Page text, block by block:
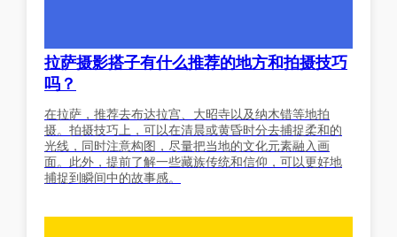
拉萨摄影搭子有什么推荐的地方和拍摄技巧
吗？
在拉萨，推荐去布达拉宫、大昭寺以及纳木错等地拍
摄。拍摄技巧上，可以在清晨或黄昏时分去捕捉柔和的
光线，同时注意构图，尽量把当地的文化元素融入画
面。此外，提前了解一些藏族传统和信仰，可以更好地
捕捉到瞬间中的故事感。